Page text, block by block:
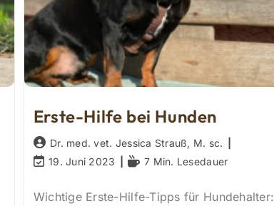
Erste-Hilfe bei Hunden
Beitrags-
Autor:
Dr. med. vet. Jessica Strauß, M. sc.
Beitrag
geändert
19. Juni 2023 Lesedauer:
7 Min. Lesedauer
Wichtige Erste-Hilfe-Tipps für Hundehalter: